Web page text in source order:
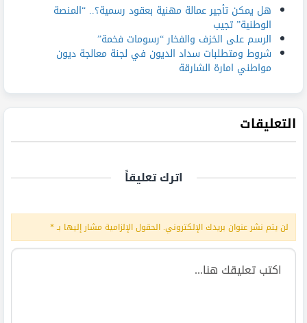
هل يمكن تأجير عمالة مهنية بعقود رسمية؟.. “المنصة
الوطنية” تجيب
الرسم على الخزف والفخار “رسومات فخمة”
شروط ومتطلبات سداد الديون في لجنة معالجة ديون
مواطني امارة الشارقة
التعليقات
اترك تعليقاً
لن يتم نشر عنوان بريدك الإلكتروني. الحقول الإلزامية مشار إليها بـ*